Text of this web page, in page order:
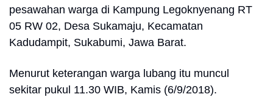
pesawahan warga di Kampung Legoknyenang RT
05 RW 02, Desa Sukamaju, Kecamatan
Kadudampit, Sukabumi, Jawa Barat.
Menurut keterangan warga lubang itu muncul
sekitar pukul 11.30 WIB, Kamis (6/9/2018).